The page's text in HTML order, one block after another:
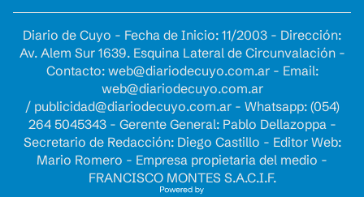
Diario de Cuyo - Fecha de Inicio: 11/2003 - Dirección:
Av. Alem Sur 1639. Esquina Lateral de Circunvalación -
Contacto: web@diariodecuyo.com.ar- Email:
web@diariodecuyo.com.ar
/ publicidad@diariodecuyo.com.ar- Whatsapp: (054)
264 5045343 - Gerente General: Pablo Dellazoppa -
Secretario de Redacción: Diego Castillo - Editor Web:
Mario Romero - Empresa propietaria del medio -
FRANCISCO MONTES S.A.C.I.F.